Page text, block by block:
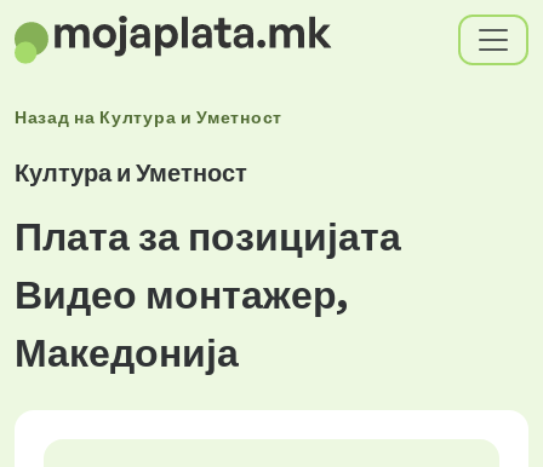
Назад на Култура и Уметност
Култура и Уметност
Плата за позицијата
Видео монтажер,
Македонија